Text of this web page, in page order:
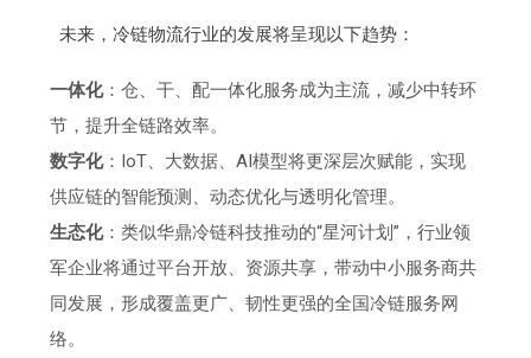
未来，冷链物流行业的发展将呈现以下趋势：
一体化：仓、干、配一体化服务成为主流，减少中转环
节，提升全链路效率。
数字化：IoT、大数据、AI模型将更深层次赋能，实现
供应链的智能预测、动态优化与透明化管理。
生态化：类似华鼎冷链科技推动的“星河计划”，行业领
军企业将通过平台开放、资源共享，带动中小服务商共
同发展，形成覆盖更广、韧性更强的全国冷链服务网
络。